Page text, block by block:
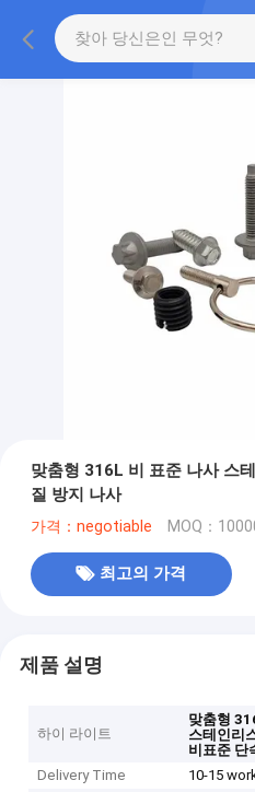
맞춤형 316L 비 표준 나사 스
질 방지 나사
가격：negotiable MOQ：
최고의 가격
제품 설명
하이 라이트
맞춤형
스테인리
비표준 단
Delivery Time
10-15